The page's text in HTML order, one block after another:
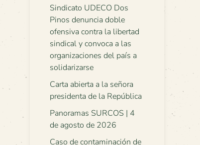
Sindicato UDECO Dos
Pinos denuncia doble
ofensiva contra la libertad
sindical y convoca a las
organizaciones del país a
solidarizarse
Carta abierta a la señora
presidenta de la República
Panoramas SURCOS | 4
de agosto de 2026
Caso de contaminación de